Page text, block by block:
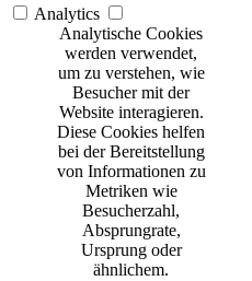
Analytics
Analytische Cookies
werden verwendet,
um zu verstehen, wie
Besucher mit der
Website interagieren.
Diese Cookies helfen
bei der Bereitstellung
von Informationen zu
Metriken wie
Besucherzahl,
Absprungrate,
Ursprung oder
ähnlichem.